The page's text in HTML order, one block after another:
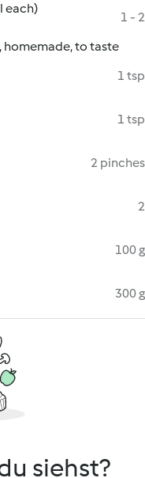
each)
1 - 2
homemade, to taste
1 tsp
1 tsp
2 pinches
2
100 g
300 g
siehst?